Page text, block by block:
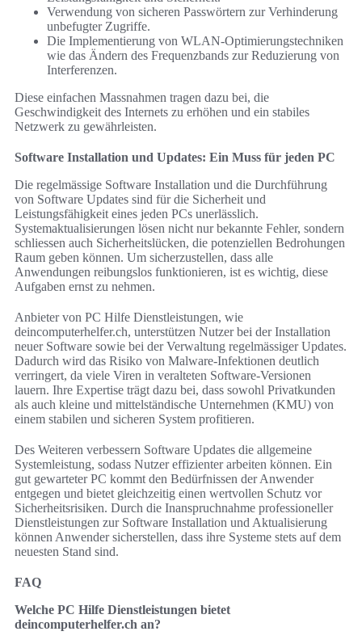
Verwendung von sicheren Passwörtern zur Verhinderung
unbefugter Zugriffe.
Die Implementierung von WLAN-Optimierungstechniken
wie das Ändern des Frequenzbands zur Reduzierung von
Interferenzen.
Diese einfachen Massnahmen tragen dazu bei, die
Geschwindigkeit des Internets zu erhöhen und ein stabiles
Netzwerk zu gewährleisten.
Software Installation und Updates: Ein Muss für jeden PC
Die regelmässige Software Installation und die Durchführung
von Software Updates sind für die Sicherheit und
Leistungsfähigkeit eines jeden PCs unerlässlich.
Systemaktualisierungen lösen nicht nur bekannte Fehler, sondern
schliessen auch Sicherheitslücken, die potenziellen Bedrohungen
Raum geben können. Um sicherzustellen, dass alle
Anwendungen reibungslos funktionieren, ist es wichtig, diese
Aufgaben ernst zu nehmen.
Anbieter von PC Hilfe Dienstleistungen, wie
deincomputerhelfer.ch, unterstützen Nutzer bei der Installation
neuer Software sowie bei der Verwaltung regelmässiger Updates.
Dadurch wird das Risiko von Malware-Infektionen deutlich
verringert, da viele Viren in veralteten Software-Versionen
lauern. Ihre Expertise trägt dazu bei, dass sowohl Privatkunden
als auch kleine und mittelständische Unternehmen (KMU) von
einem stabilen und sicheren System profitieren.
Des Weiteren verbessern Software Updates die allgemeine
Systemleistung, sodass Nutzer effizienter arbeiten können. Ein
gut gewarteter PC kommt den Bedürfnissen der Anwender
entgegen und bietet gleichzeitig einen wertvollen Schutz vor
Sicherheitsrisiken. Durch die Inanspruchnahme professioneller
Dienstleistungen zur Software Installation und Aktualisierung
können Anwender sicherstellen, dass ihre Systeme stets auf dem
neuesten Stand sind.
FAQ
Welche PC Hilfe Dienstleistungen bietet
deincomputerhelfer.ch an?